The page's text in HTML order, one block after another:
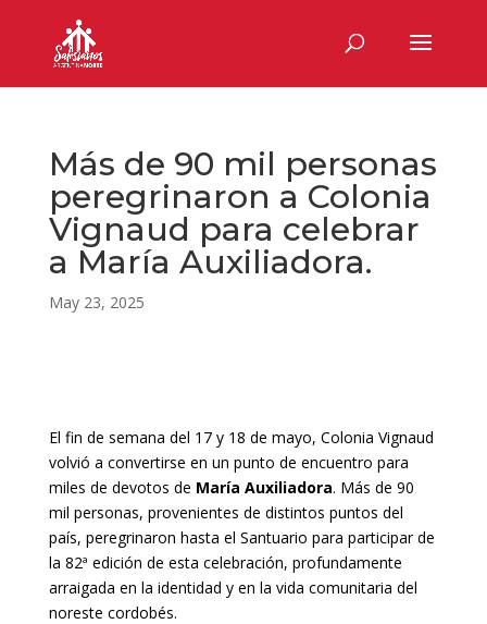
Más de 90 mil personas
peregrinaron a Colonia
Vignaud para celebrar
a María Auxiliadora.
May 23, 2025
El fin de semana del 17 y 18 de mayo, Colonia Vignaud
volvió a convertirse en un punto de encuentro para
miles de devotos de María Auxiliadora. Más de 90
mil personas, provenientes de distintos puntos del
país, peregrinaron hasta el Santuario para participar de
la 82ª edición de esta celebración, profundamente
arraigada en la identidad y en la vida comunitaria del
noreste cordobés.